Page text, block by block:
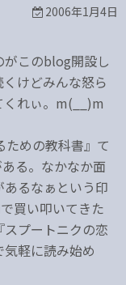
2006年1月4日
がこのblog開設し
けどみんな怒ら
くれぃ。m(__)m
めの教科書』て
る。なかなか面
るなぁという印
買い叩いてきた
プートニクの恋
軽に読み始め